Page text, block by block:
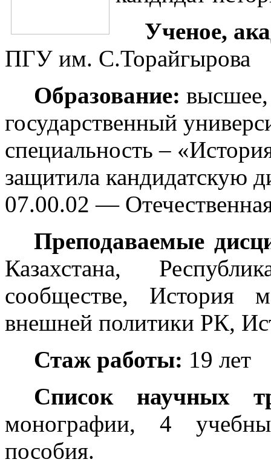
Ученое,
ПГУ им. С.Торайгырова
Образование:
государственный
специальность –
защитила кандидатскую
07.00.02 —
Преподаваемые
Казахстана,
сообществе, История
внешней политики РК,
Стаж работы: 19 лет
Список научных
монографии, 4
пособия.